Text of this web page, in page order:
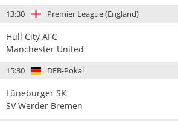
13:30 Premier League (England)
Hull City AFC
Manchester United
15:30 DFB-Pokal
Lüneburger SK
SV Werder Bremen